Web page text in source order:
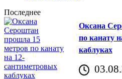
Последнее
Оксана
по канату
каблуках